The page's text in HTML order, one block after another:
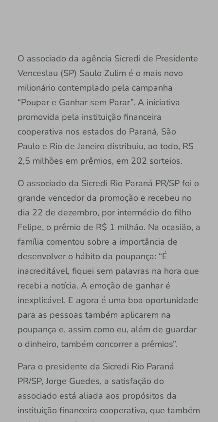
O associado da agência Sicredi de Presidente
Venceslau (SP) Saulo Zulim é o mais novo
milionário contemplado pela campanha
“Poupar e Ganhar sem Parar”. A iniciativa
promovida pela instituição financeira
cooperativa nos estados do Paraná, São
Paulo e Rio de Janeiro distribuiu, ao todo, R$
2,5 milhões em prêmios, em 202 sorteios.
O associado da Sicredi Rio Paraná PR/SP foi o
grande vencedor da promoção e recebeu no
dia 22 de dezembro, por intermédio do filho
Felipe, o prêmio de R$ 1 milhão. Na ocasião, a
família comentou sobre a importância de
desenvolver o hábito da poupança: “É
inacreditável, fiquei sem palavras na hora que
recebi a notícia. A emoção de ganhar é
inexplicável. E agora é uma boa oportunidade
para as pessoas também aplicarem na
poupança e, assim como eu, além de guardar
o dinheiro, também concorrer a prêmios”.
Para o presidente da Sicredi Rio Paraná
PR/SP, Jorge Guedes, a satisfação do
associado está aliada aos propósitos da
instituição financeira cooperativa, que também